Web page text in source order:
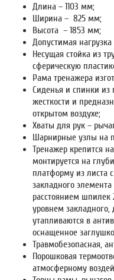
Длина – 1103 мм;
Ширина – 825 мм;
Высота – 1853 мм;
Допустимая
Несущая стойка из
сферическую
Рама тренажера
Сиденья и спинки из
жесткости и
открытом воздухе;
Хваты для рук –
Шарнирные узлы на
Тренажер крепится
монтируется на
платформу из листа
закладного
расстоянием
уровнем
утапливаются в
оснащенное
Травмобезопасная,
Порошковая
атмосферному